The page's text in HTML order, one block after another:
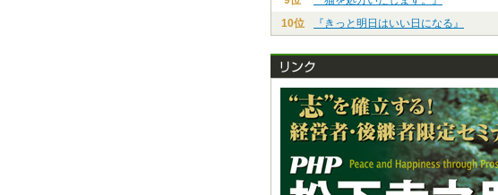
10位
『きっと明日はいい日になる』